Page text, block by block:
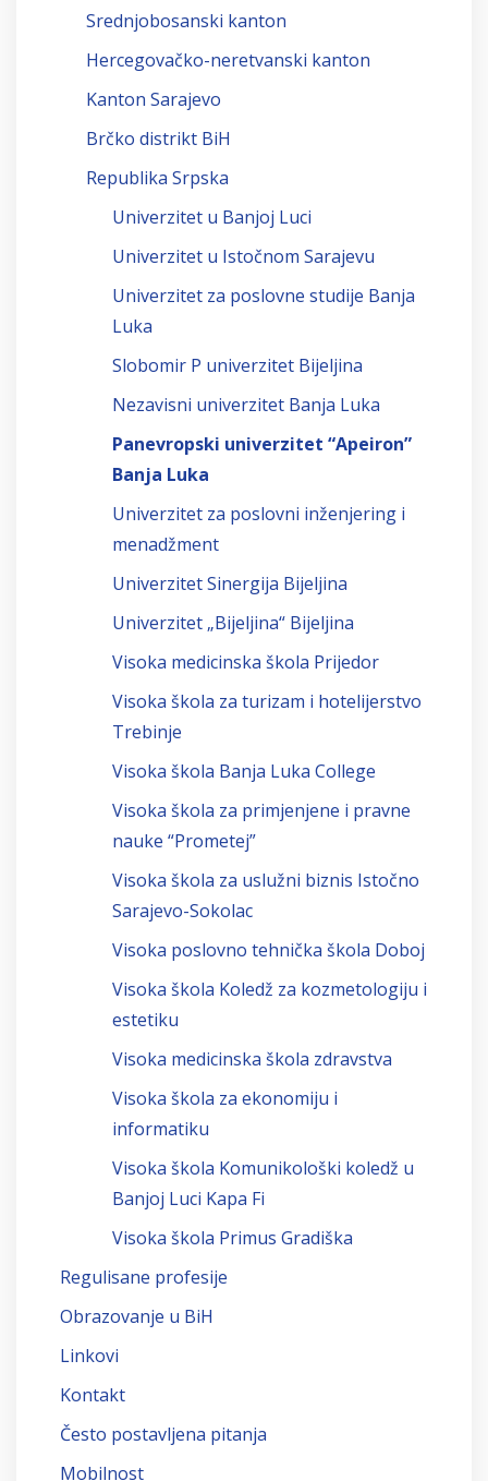
Srednjobosanski kanton
Hercegovačko-neretvanski kanton
Kanton Sarajevo
Brčko distrikt BiH
Republika Srpska
Univerzitet u Banjoj Luci
Univerzitet u Istočnom Sarajevu
Univerzitet za poslovne studije Banja
Luka
Slobomir P univerzitet Bijeljina
Nezavisni univerzitet Banja Luka
Panevropski univerzitet “Apeiron”
Banja Luka
Univerzitet za poslovni inženjering i
menadžment
Univerzitet Sinergija Bijeljina
Univerzitet „Bijeljina“ Bijeljina
Visoka medicinska škola Prijedor
Visoka škola za turizam i hotelijerstvo
Trebinje
Visoka škola Banja Luka College
Visoka škola za primjenjene i pravne
nauke “Prometej”
Visoka škola za uslužni biznis Istočno
Sarajevo-Sokolac
Visoka poslovno tehnička škola Doboj
Visoka škola Koledž za kozmetologiju i
estetiku
Visoka medicinska škola zdravstva
Visoka škola za ekonomiju i
informatiku
Visoka škola Komunikološki koledž u
Banjoj Luci Kapa Fi
Visoka škola Primus Gradiška
Regulisane profesije
Obrazovanje u BiH
Linkovi
Kontakt
Često postavljena pitanja
Mobilnost